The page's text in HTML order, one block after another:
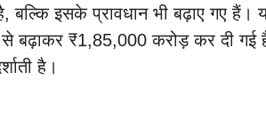
बल्कि इसके प्रावधान भी बढ़ाए गए हैं।
बढ़ाकर ₹1,85,000 करोड़ कर दी गई
है।